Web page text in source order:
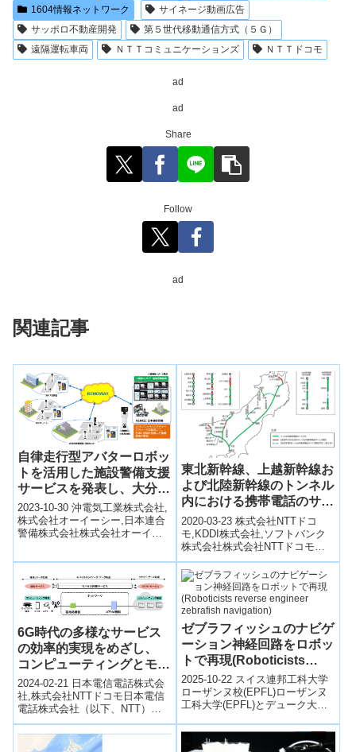
1604情報ネットワーク
サイネージ動画広告
サッポロ不動産開発
第５世代移動通信方式（５Ｇ）
遠隔運転車両
ＮＴＴコミュニケーションズ ＮＴＴドコモ
ad
ad
Share
Follow
ad
関連記事
自律走行型アバターロボッ
トを活用した施設警備支援
サービスを発表し、大分放
送、大分合同新聞社、オー
イーシーにて実証実験を開
始～大分県 令和5年度アバ
2023-10-30 沖電気工業株式会社,
株式会社オーイーシー,日本連合
警備株式会社株式会社オーイー
役社長：加藤 健、以下オーイー
東北新幹線、上越新幹線お
よび北陸新幹線のトンネル
内における携帯電話のサー
ビスエリア拡大について
2020-03-23 株式会社NTTドコ
モ,KDDI株式会社,ソフトバンク
株式会社株式会社NTTドコモ、
KDDI株式会社、ソフトバンク株
式会社（以下「通信3社」...
6G時代の多様なサービス
の効率的実現をめざし、
コンピューティングとモバ
イルネットワークの融合に
成功～ネットワークで計算
処理を支援することで端末
側の負担を軽減可能に～
2024-02-21 日本電信電話株式会
社,株式会社NTTドコモ日本電信
電話株式会社（以下、NTT）、
株式会社NTTドコモ（以下、ド
コモ）は、NTTが6G／IO...
ゼブラフィッシュのナビゲ
ーション神経回路をロボッ
トで再現(Roboticists
reverse engineer
zebrafish navigation)
2025-10-22 スイス連邦工科大学
ローザンヌ校(EPFL)ローザンヌ
工科大学(EPFL)とデューク大学
ュ(シマウオ)の神経回路...